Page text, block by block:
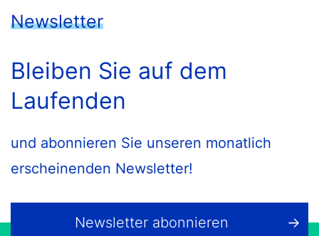
Newsletter
Bleiben Sie auf dem
Laufenden
und abonnieren Sie unseren monatlich
erscheinenden Newsletter!
Newsletter abonnieren